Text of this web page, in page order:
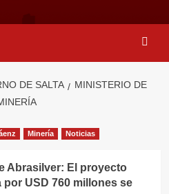
DE SALTA
MINISTERIO DE
Minería Noticias
Abrasilver: El proyecto
USD 760 millones se